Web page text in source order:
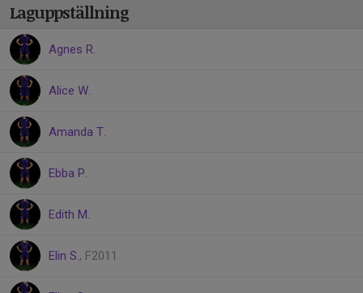
Laguppställning
Agnes R.
Alice W.
Amanda T.
Ebba P.
Edith M.
Elin S., F2011